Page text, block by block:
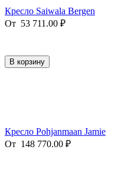
Кресло Saiwala Bergen
От 53 711.00 ₽
В корзину
Кресло Pohjanmaan Jamie
От 148 770.00 ₽